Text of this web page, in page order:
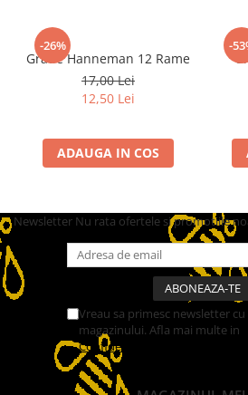
-26%
Gratie Hanneman 12 Rame
17,00 Lei
12,50 Lei
ADAUGA IN COS
-
Newsletter Nu rata ofertele si promotiile
Vreau sa primesc newsletter
magazinului. Afla mai multe in
Confidentialitate